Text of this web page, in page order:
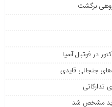
برگشت
در فوتبال آسیا
جنجالی قایدی
تدارکاتی